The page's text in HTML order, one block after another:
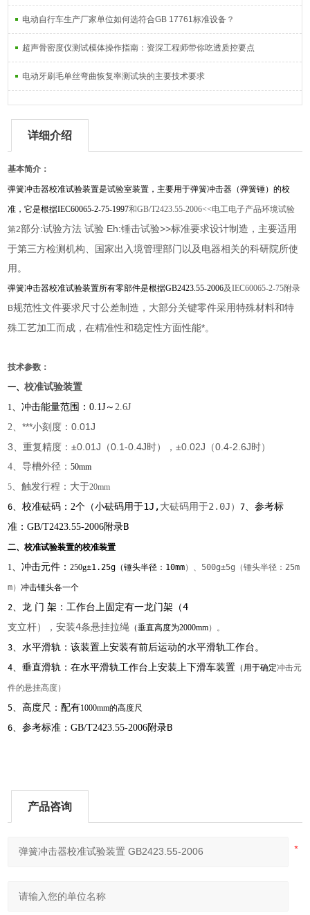
电动自行车生产厂家单位如何选符合GB 17761标准设备？
超声骨密度仪测试模体操作指南：资深工程师带你吃透质控要点
电动牙刷毛单丝弯曲恢复率测试块的主要技术要求
详细介绍
基本简介：
弹簧冲击器校准试验装置是试验室装置，主要用于弹簧冲击器（弹簧锤）的校
准，它是根据IEC60065-2-75-1997和GB/T2423.55-2006<<电工电子产品环境试验
第2部分:试验方法 试验 Eh:锤击试验>>标准要求设计制造，主要适用
于第三方检测机构、国家出入境管理部门以及电器相关的科研院所使
用。
弹簧冲击器校准试验装置所有零部件是根据GB2423.55-2006及IEC60065-2-75附录
B规范性文件要求尺寸公差制造，大部分关键零件采用特殊材料和特
殊工艺加工而成，在精准性和稳定性方面性能*。
技术参数：
一、校准试验装置
1、冲击能量范围：0.1J ～ 2.6J
2 、***小刻度：0.01J
3、重复精度：±0.01J（0.1-0.4J时），±0.02J（0.4-2.6J时）
4、导槽外径：50mm
5、触发行程：大于20mm
6 、校准砝码： 2个（小砝码用于1J,大砝码用于2.0J）7 、参考标
准：GB/T2423.55-2006附录B
二、校准试验装置的校准装置
1、冲击元件：250g±1.25g （锤头半径： 10mm）、500g±5g （锤头半径： 25m
m）冲击锤头各一个
2 、龙 门 架 ：工作台上固定有一龙门架（4
支立杆），安装4条悬挂拉绳 （垂直高度为2000mm）。
3 、水平滑轨：该装置上安装有前后运动的水平滑轨工作台。
4 、垂直滑轨：在水平滑轨工作台上安装上下滑车装置 （用于确定冲击元
件的悬挂高度）
5 、高度尺：配有1000mm的高度尺
6 、参考标准：GB/T2423.55-2006附录B
产品咨询